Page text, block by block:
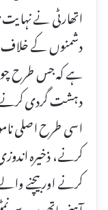
اتھارٹی نے
دشمنوں کے خلاف
ہے کہ جس طرح
دہشت گردی
اسی طرح اصلی
کرنے، ذخیرہ
کرنے اور بیچنے